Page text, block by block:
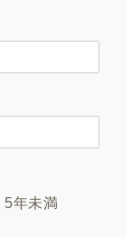
5年未満